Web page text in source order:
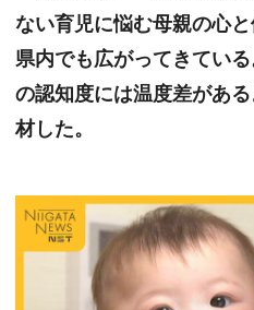
ない育児に悩む母親の心
県内でも広がってきてい
の認知度には温度差があ
材した。